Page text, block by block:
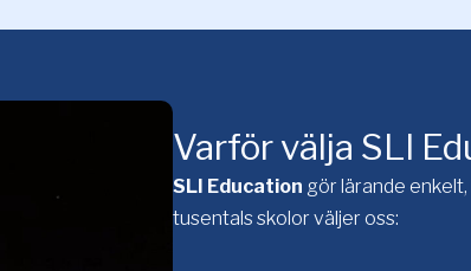
Varför välja SLI
SLI Education gör lärande
tusentals skolor väljer oss: